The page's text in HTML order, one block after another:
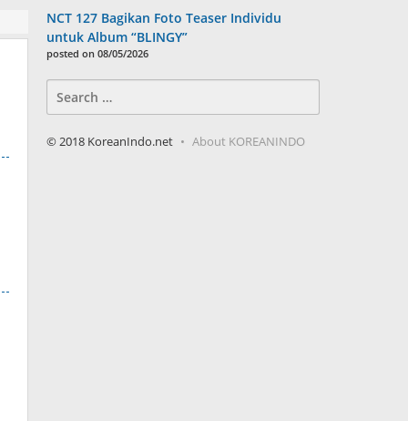
NCT 127 Bagikan Foto Teaser Individu
untuk Album “BLINGY”
posted on 08/05/2026
for:
© 2018 KoreanIndo.net About KOREANINDO